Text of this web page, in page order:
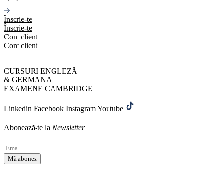
Înscrie-te
Înscrie-te
Cont client
Cont client
CURSURI ENGLEZĂ
& GERMANĂ
EXAMENE CAMBRIDGE
Linkedin Facebook InstagramYoutube
Abonează-te la Newsletter
Mă abonez